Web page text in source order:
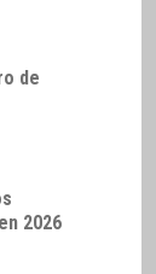
de
2026